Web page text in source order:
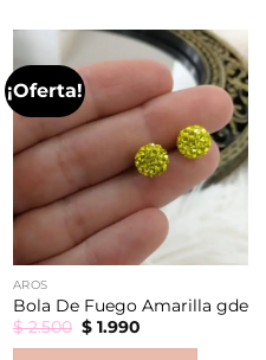
¡Oferta!
AROS
Bola De Fuego Amarilla gde
$2.500 Original
price
$1.990Current